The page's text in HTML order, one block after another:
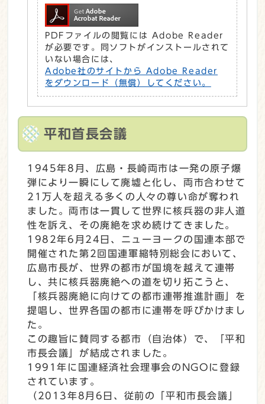
PDFファイルの閲覧には Adobe Reader
が必要です。同ソフトがインストールされて
いない場合には、
Adobe社のサイトから Adobe Reader
をダウンロード（無償）してください。
平和首長会議
1945年8月、広島・長崎両市は一発の原子爆
弾により一瞬にして廃墟と化し、両市合わせて
21万人を超える多くの人々の尊い命が奪われ
ました。両市は一貫して世界に核兵器の非人道
性を訴え、その廃絶を求め続けてきました。
1982年6月24日、ニューヨークの国連本部で
開催された第2回国連軍縮特別総会において、
広島市長が、世界の都市が国境を越えて連帯
し、共に核兵器廃絶への道を切り拓こうと、
「核兵器廃絶に向けての都市連帯推進計画」を
提唱し、世界各国の都市に連帯を呼びかけまし
た。
この趣旨に賛同する都市（自治体）で、「平和
市長会議」が結成されました。
1991年に国連経済社会理事会のNGOに登録
されています。
（2013年8月6日、従前の「平和市長会議」